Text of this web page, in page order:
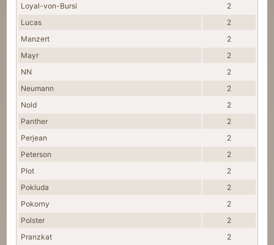
Loyal-von-Bursi
2
Lucas
2
Manzert
2
Mayr
2
NN
2
Neumann
2
Nold
2
Panther
2
Perjean
2
Peterson
2
Plot
2
Pokluda
2
Pokorny
2
Polster
2
Pranzkat
2